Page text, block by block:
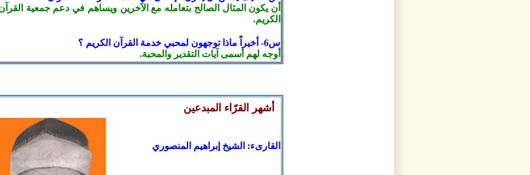
أن يكون المثال الصالح بتعامله مع الآخرين ويساهم في دعم جمعية
الكريم.
س6- أخيراً ماذا توجهون لمحبي خدمة القرآن الكريم ؟
أوجه لهم أسمى آيات التقدير والمحبة.
أشهر القرّاء المبدعين
القارىء: الشيخ إبراهيم المنصوري